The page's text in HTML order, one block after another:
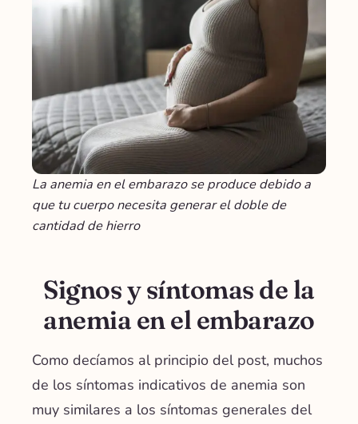
La anemia en el embarazo se produce debido a
que tu cuerpo necesita generar el doble de
cantidad de hierro
Signos y síntomas de la
anemia en el embarazo
Como decíamos al principio del post, muchos
de los síntomas indicativos de anemia son
muy similares a los síntomas generales del